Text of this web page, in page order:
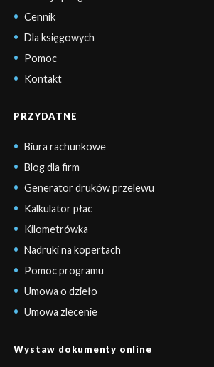
Cennik
Dla księgowych
Pomoc
Kontakt
PRZYDATNE
Biura rachunkowe
Blog dla firm
Generator druków przelewu
Kalkulator płac
Kilometrówka
Nadruki na kopertach
Pomoc programu
Umowa o dzieło
Umowa zlecenie
Wystaw dokumenty online